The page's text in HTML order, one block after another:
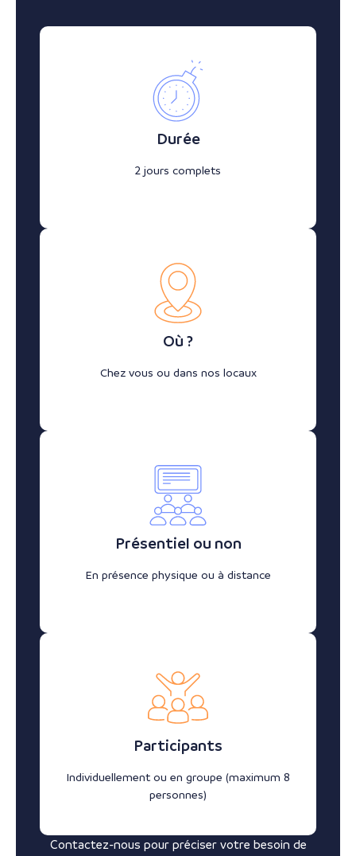
Durée
2 jours complets
Où ?
Chez vous ou dans nos locaux
Présentiel ou non
En présence physique ou à distance
Participants
Individuellement ou en groupe (maximum 8
personnes)
Contactez-nous pour préciser votre besoin de